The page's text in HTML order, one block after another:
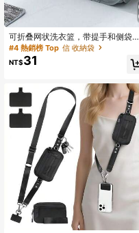
可折叠网状洗衣篮，带提手和侧袋，
适用于儿童房、宿舍、房车、邮轮 -
灰色，卧室、宿舍、洗衣房、旅行必
备收纳篮 - 可收纳脏衣服和干净衣
#4 熱銷榜 Top 信 收納袋
NT$31